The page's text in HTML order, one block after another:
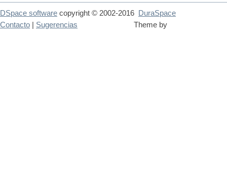
DSpace software copyright © 2002-2016
DuraSpace
Theme by
Contacto Sugerencias